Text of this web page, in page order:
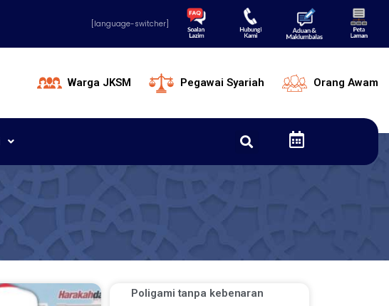
[language-switcher]
Warga JKSM Pegawai Syariah Orang Awam
Poligami tanpa kebenaran